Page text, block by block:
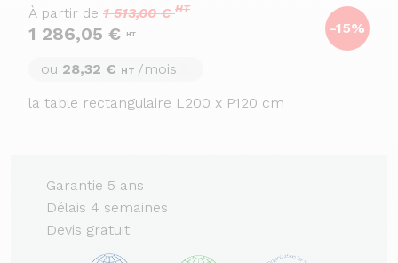
-15%
À partir de 1 513,00 €HT
1 286,05 € HT
ou 28,32 € HT /mois
la table rectangulaire L200 x P120 cm
Garantie 5 ans
Délais 4 semaines
Devis gratuit